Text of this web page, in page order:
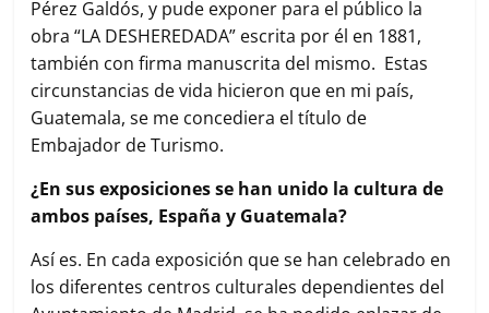
Pérez Galdós, y pude exponer para el público la
obra “LA DESHEREDADA” escrita por él en 1881,
también con firma manuscrita del mismo. Estas
circunstancias de vida hicieron que en mi país,
Guatemala, se me concediera el título de
Embajador de Turismo.
¿En sus exposiciones se han unido la cultura de
ambos países, España y Guatemala?
Así es. En cada exposición que se han celebrado en
los diferentes centros culturales dependientes del